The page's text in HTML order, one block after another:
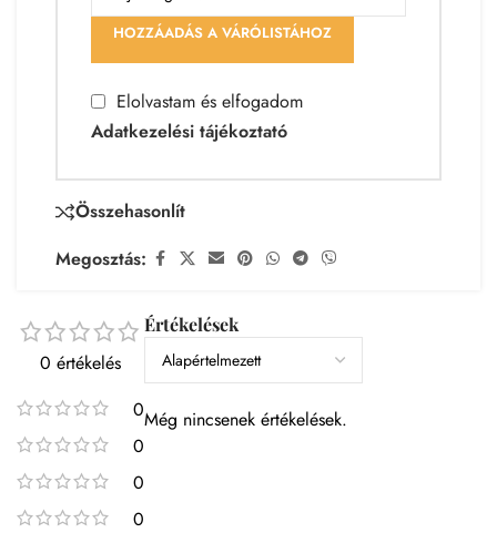
HOZZÁADÁS A VÁRÓLISTÁHOZ
Elolvastam és elfogadom
Adatkezelési tájékoztató
Összehasonlít
Megosztás:
0 értékelés
0
0
0
0
Értékelések
Még nincsenek értékelések.